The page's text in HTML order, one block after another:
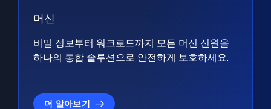
머신
비밀 정보부터 워크로드까지 모든 머신 신원을
하나의 통합 솔루션으로 안전하게 보호하세요.
더 알아보기